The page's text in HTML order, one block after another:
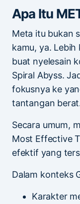
Apa Itu
Meta itu bukan
kamu, ya.
buat nyelesain
Spiral Abyss.
fokusnya ke
tantangan
Secara umum,
Most Effective
efektif yang
Dalam konteks
Karakter